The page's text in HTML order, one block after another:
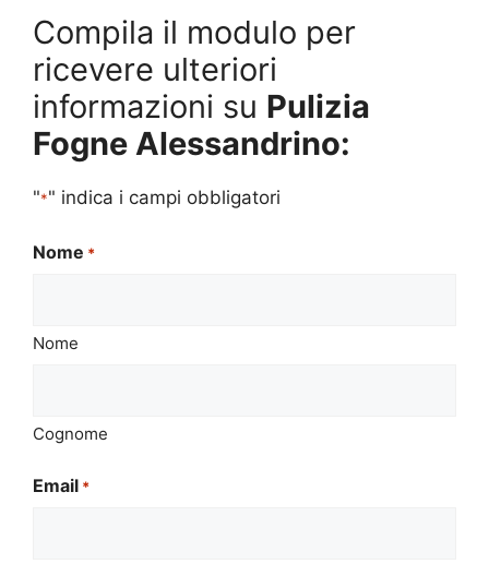
Compila il modulo per
ricevere ulteriori
informazioni su Pulizia
Fogne Alessandrino:
"*" indica i campi obbligatori
Nome *
Nome
Cognome
Email *